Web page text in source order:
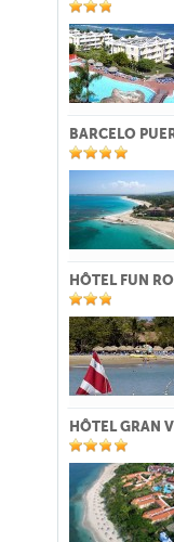
BARCELO
HÔTEL FUN
HÔTEL GRAN